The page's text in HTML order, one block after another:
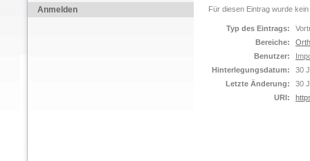
Anmelden
Für diesen Eintrag wurde
Typ des Eintrags:
Bereiche:
Benutzer:
Hinterlegungsdatum:
30
Letzte Änderung:
30
URI: